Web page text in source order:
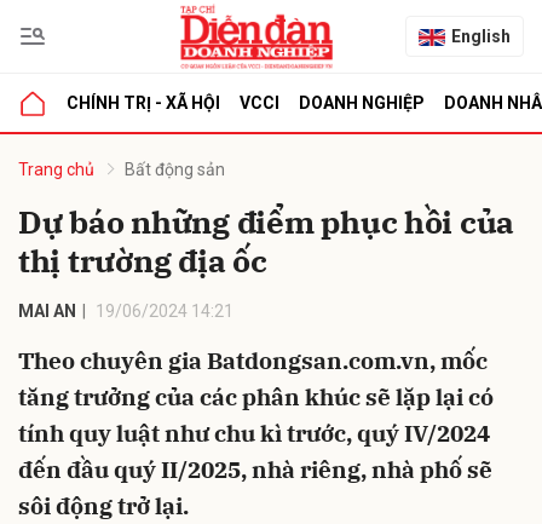
English
CHÍNH TRỊ - XÃ HỘI VCCI DOANH NGHIỆP DOANH
Trang chủ Bất động sản
Dự báo những điểm phục hồi của
thị trường địa ốc
MAI AN 19/06/2024 14:21
Theo chuyên gia Batdongsan.com.vn, mốc
tăng trưởng của các phân khúc sẽ lặp lại có
tính quy luật như chu kì trước, quý IV/2024
đến đầu quý II/2025, nhà riêng, nhà phố sẽ
sôi động trở lại.
luận
Hủy